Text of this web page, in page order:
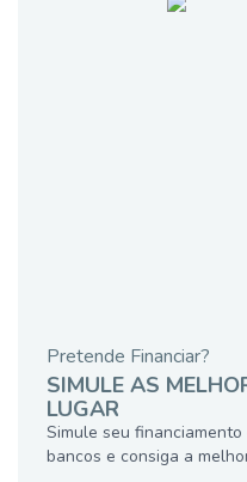
Pretende Financiar?
SIMULE AS
LUGAR
Simule seu
bancos e consiga a